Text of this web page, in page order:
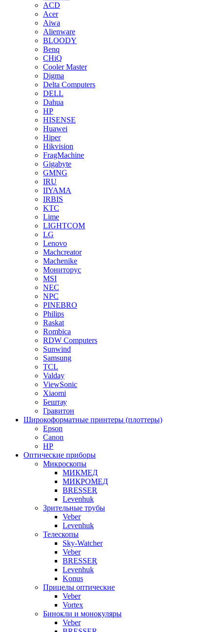
ACD
Acer
Aiwa
Alienware
BLOODY
Benq
CHiQ
Cooler Master
Digma
Delta Computers
DELL
Dahua
HP
HISENSE
Huawei
Hiper
Hikvision
FragMachine
Gigabyte
GMNG
IRU
IIYAMA
IRBIS
KTC
Lime
LIGHTCOM
LG
Lenovo
Machcreator
Machenike
Мониторус
MSI
NEC
NPC
PINEBRO
Philips
Raskat
Rombica
RDW Computers
Sunwind
Samsung
TCL
Valday
ViewSonic
Xiaomi
Бештау
Гравитон
Широкоформатные принтеры (плоттеры)
Epson
Canon
HP
Оптические приборы
Микроскопы
МИКМЕД
МИКРОМЕД
BRESSER
Levenhuk
Зрительные трубы
Veber
Levenhuk
Телескопы
Sky-Watcher
Veber
BRESSER
Levenhuk
Konus
Прицелы оптические
Veber
Vortex
Бинокли и монокуляры
Veber